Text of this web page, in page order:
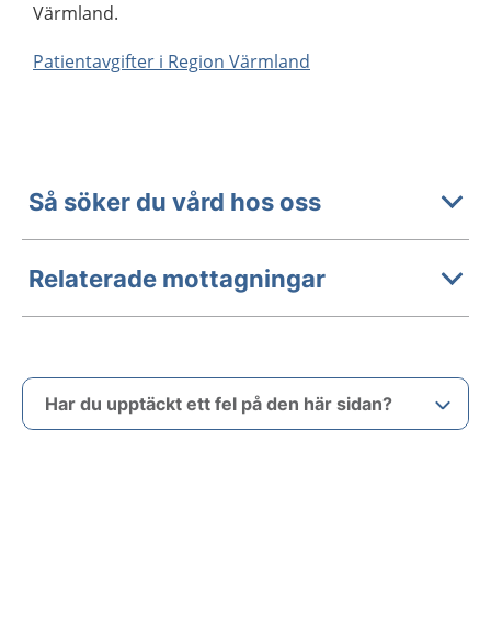
Värmland.
Patientavgifter i Region Värmland
Så söker du vård hos oss
Relaterade mottagningar
Har du upptäckt ett fel på den här sidan?